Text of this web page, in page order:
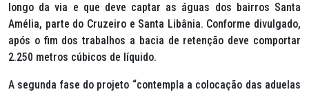
longo da via e que deve captar as águas dos bairros Santa
Amélia, parte do Cruzeiro e Santa Libânia. Conforme divulgado,
após o fim dos trabalhos a bacia de retenção deve comportar
2.250 metros cúbicos de líquido.
A segunda fase do projeto “contempla a colocação das aduelas